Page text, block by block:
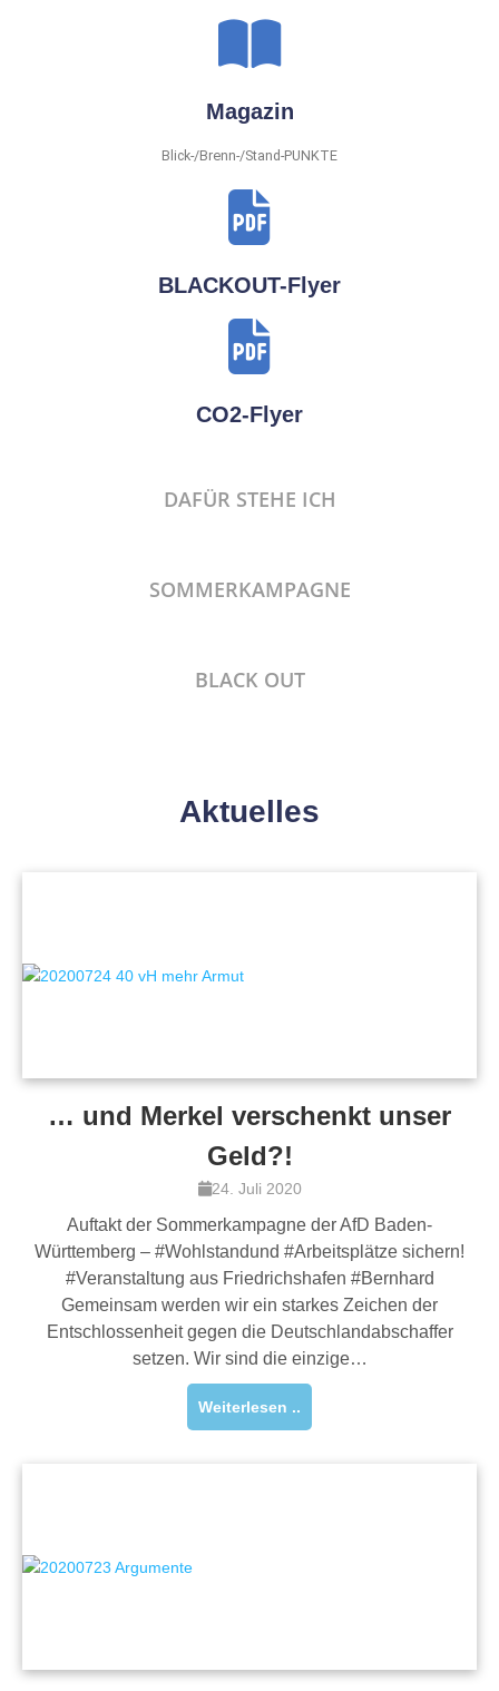
Magazin
Blick-/Brenn-/Stand-PUNKTE
BLACKOUT-Flyer
CO2-Flyer
DAFÜR STEHE ICH
SOMMERKAMPAGNE
BLACK OUT
Aktuelles
… und Merkel verschenkt unser
Geld?!
24. Juli 2020
Auftakt der Sommerkampagne der AfD Baden-
Württemberg – #Wohlstandund #Arbeitsplätze sichern!
#Veranstaltung aus Friedrichshafen #Bernhard
Gemeinsam werden wir ein starkes Zeichen der
Entschlossenheit gegen die Deutschlandabschaffer
setzen. Wir sind die einzige…
Weiterlesen ..